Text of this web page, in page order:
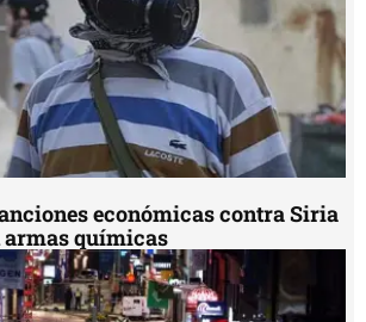
económicas contra Siria
armas químicas